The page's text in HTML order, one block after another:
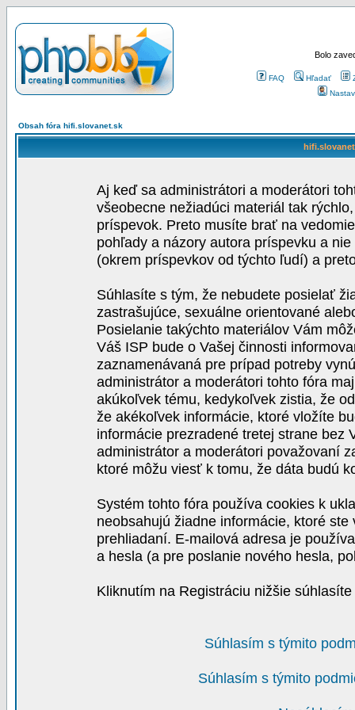
Bolo
FAQ Hľadať
Obsah fóra hifi.slovanet.sk
Aj keď sa administrátori a moderátori
všeobecne nežiadúci materiál tak
príspevok. Preto musíte brať na
pohľady a názory autora príspevku a
(okrem príspevkov od týchto ľudí) a
Súhlasíte s tým, že nebudete posielať
zastrašujúce, sexuálne orientované
Posielanie takýchto materiálov Vám
Váš ISP bude o Vašej činnosti
zaznamenávaná pre prípad potreby
administrátor a moderátori tohto fóra
akúkoľvek tému, kedykoľvek zistia, že
že akékoľvek informácie, ktoré vložíte
informácie prezradené tretej strane bez
administrátor a moderátori považovaní
ktoré môžu viesť k tomu, že dáta budú
Systém tohto fóra používa cookies k
neobsahujú žiadne informácie, ktoré
prehliadaní. E-mailová adresa je
a hesla (a pre poslanie nového hesla,
Kliknutím na Registráciu nižšie
Súhlasím s týmito
Súhlasím s týmito